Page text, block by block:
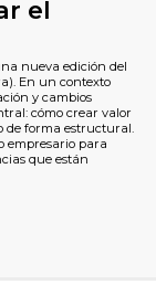
el
IA
realizará una